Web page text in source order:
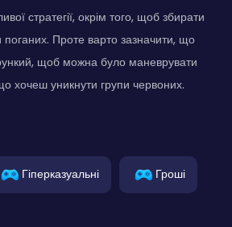
стратегії, окрім того, щоб збирати
поганих. Проте варто зазначити, що
щоб можна було маневрувати
хочеш уникнути групи червоних.
Гіперказуальні Гроші